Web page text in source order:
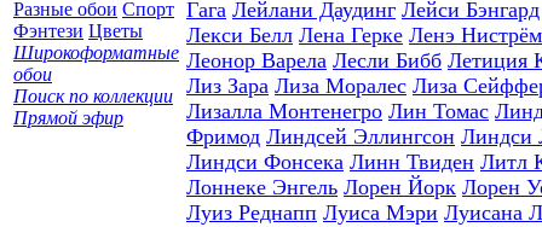
Разные обои Спорт
Фэнтези Цветы
Широкоформатные
обои
Поиск по коллекции
Прямой эфир
Гага Лейлани Даудинг Лейси Бэнгард
Лекси Белл Лена Герке Ленэ Нистрём
Леонор Варела Лесли Бибб Летиция
Лиз Зара Лиза Моралес Лиза
Лизалла Монтенегро Лин Томас
Фримод Линдсей Эллингсон Линдси
Линдси Фонсека Линн Твиден Литл
Лоннеке Энгель Лорен Йорк Лорен
Луиз Реднапп Луиса Мэри Луисана